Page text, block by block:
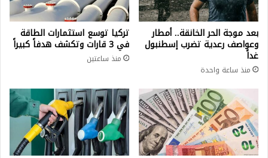
بعد موجة الحر الخانقة.. أمطار
وعواصف رعدية تضرب إسطنبول
غداً
منذ ساعة واحدة
تركيا توسع استثمارات الطاقة
في 3 قارات وتكشف هدفاً كبيراً
منذ ساعتين